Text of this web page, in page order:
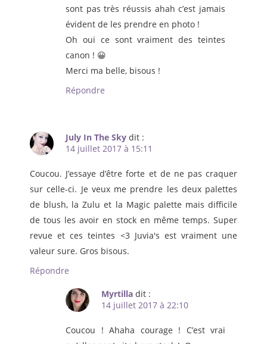
sont pas très réussis ahah c’est jamais
évident de les prendre en photo !
Oh oui ce sont vraiment des teintes
canon ! 😀
Merci ma belle, bisous !
Répondre
July In The Sky dit :
14 juillet 2017 à 15:11
Coucou. J’essaye d’être forte et de ne pas craquer
sur celle-ci. Je veux me prendre les deux palettes
de blush, la Zulu et la Magic palette mais difficile
de tous les avoir en stock en même temps. Super
revue et ces teintes <3 Juvia's est vraiment une
valeur sure. Gros bisous.
Répondre
Myrtilla dit :
14 juillet 2017 à 22:10
Coucou ! Ahaha courage ! C’est vrai